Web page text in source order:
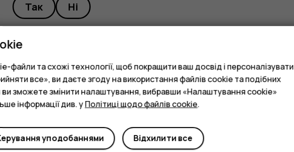
Так Ні
файли та схожі технології, щоб покращити ваш досвід і персоналізувати
все», ви даєте згоду на використання файлів cookie та подібних
ви зможете змінити налаштування, вибравши «Налаштування cookie»
інформації див. уПолітиці щодо файлів cookie.
Відхилити все
уподобаннями